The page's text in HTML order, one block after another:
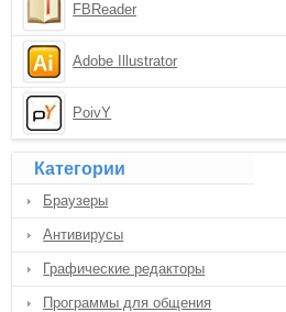
FBReader
Adobe Illustrator
PoivY
Категории
Браузеры
Антивирусы
Графические редакторы
Программы для общения